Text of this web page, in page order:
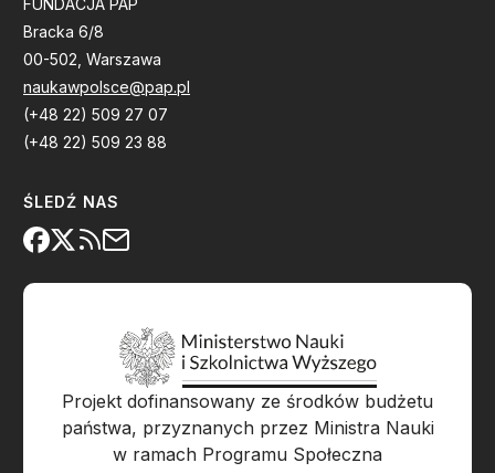
FUNDACJA PAP
Bracka 6/8
00-502, Warszawa
naukawpolsce@pap.pl
(+48 22) 509 27 07
(+48 22) 509 23 88
ŚLEDŹ NAS
Projekt dofinansowany ze środków budżetu
państwa, przyznanych przez Ministra Nauki
w ramach Programu Społeczna